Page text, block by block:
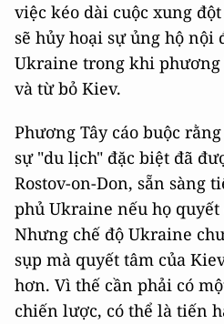
việc kéo dài cuộc xung
sẽ hủy hoại sự ủng hộ nội
Ukraine trong khi phương
và từ bỏ Kiev.
Phương Tây cáo buộc
sự "du lịch" đặc biệt đã
Rostov-on-Don, sẵn sàng
phủ Ukraine nếu họ
Nhưng chế độ Ukraine
sụp mà quyết tâm của
hơn. Vì thế cần phải có
chiến lược, có thể là tiến